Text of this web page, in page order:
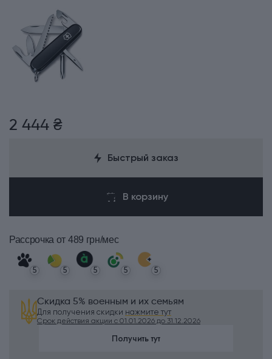
2 444 ₴
Быстрый заказ
В корзину
Рассрочка от 489 грн/мес
5 5 5 5 5
Скидка 5% военным и их семьям
Для получения скидки нажмите тут
Срок действия акции с 01.01.2026 до 31.12.2026
Получить тут